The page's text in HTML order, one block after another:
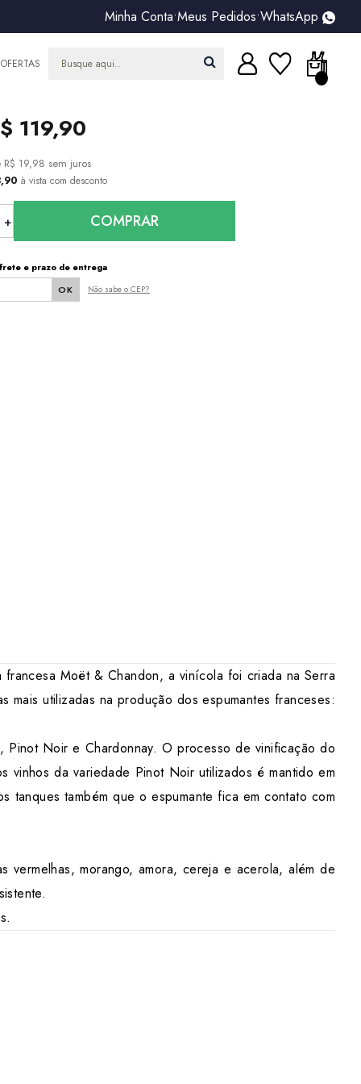
Minha Conta•Meus Pedidos•WhatsApp
OFERTAS
119,90
R$ 19,98 sem juros
à vista com desconto
COMPRAR
e prazo de entrega
Não sabe o CEP?
Moët & Chandon, a vinícola foi criada na Serra
utilizadas na produção dos espumantes franceses:
Pinot Noir e Chardonnay. O processo de vinificação do
vinhos da variedade Pinot Noir utilizados é mantido em
também que o espumante fica em contato com
vermelhas, morango, amora, cereja e acerola, além de